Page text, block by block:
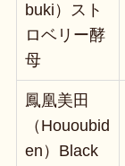
buki）スト
ロベリー酵
母
鳳凰美田
（Hououbid
en）Black